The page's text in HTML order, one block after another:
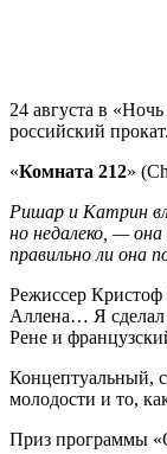
24 августа в
российский
«Комната 212»
Ришар и Катрин
но недалеко, —
правильно ли она
Режиссер Кристоф
Аллена… Я сделал
Рене и
Концептуальный,
молодости и то,
Приз программы